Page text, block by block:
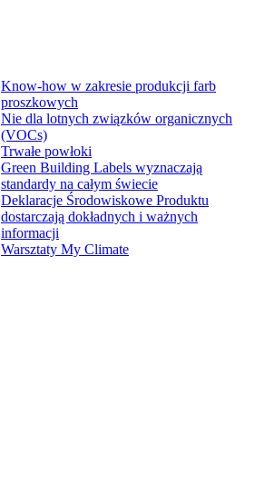
Know-how w zakresie produkcji farb
proszkowych
Nie dla lotnych związków organicznych
(VOCs)
Trwałe powłoki
Green Building Labels wyznaczają
standardy na całym świecie
Deklaracje Środowiskowe Produktu
dostarczają dokładnych i ważnych
informacji
Warsztaty My Climate